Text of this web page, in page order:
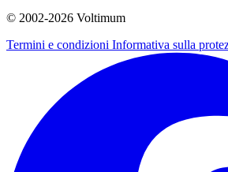
© 2002-2026 Voltimum
Termini e condizioni Informativa sulla